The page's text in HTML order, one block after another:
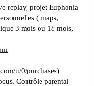
replay, projet Euphonia
( maps,
3 mois ou 18 mois,
u/0/purchases)
Contrôle parental